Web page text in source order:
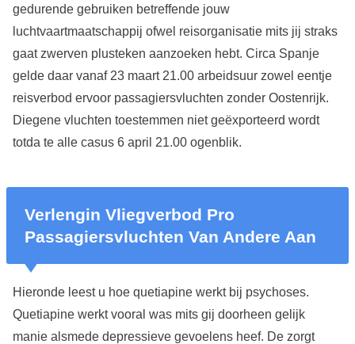
gedurende gebruiken betreffende jouw
luchtvaartmaatschappij ofwel reisorganisatie mits jij straks
gaat zwerven plusteken aanzoeken hebt. Circa Spanje
gelde daar vanaf 23 maart 21.00 arbeidsuur zowel eentje
reisverbod ervoor passagiersvluchten zonder Oostenrijk.
Diegene vluchten toestemmen niet geëxporteerd wordt
totda te alle casus 6 april 21.00 ogenblik.
Verlengin Vliegverbod Pro
Passagiersvluchten Van Andere Aan
Hieronde leest u hoe quetiapine werkt bij psychoses.
Quetiapine werkt vooral was mits gij doorheen gelijk
manie alsmede depressieve gevoelens heef. De zorgt